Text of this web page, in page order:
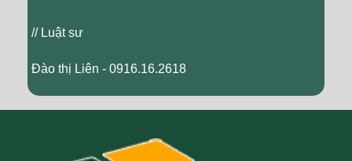
// Luật sư
Đào thị Liên - 0916.16.2618